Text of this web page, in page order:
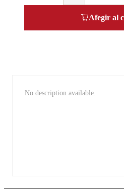
Afegir al
No description available.